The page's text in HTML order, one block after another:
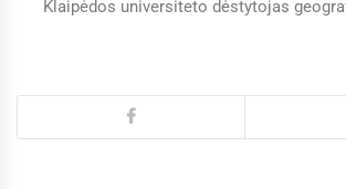
Klaipėdos universiteto dėstytojas